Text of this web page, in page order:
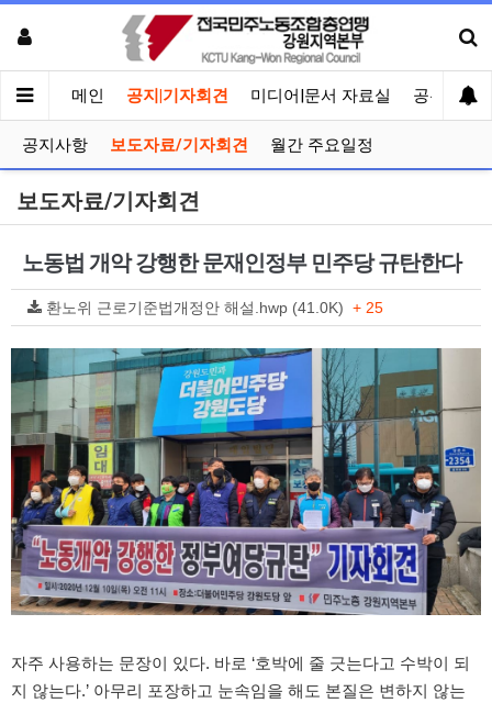
메인 공지|기자회견 미디어|문서 자료실 공유게시
공지사항 보도자료/기자회견 월간 주요일정
보도자료/기자회견
노동법 개악 강행한 문재인정부 민주당 규탄한다
환노위 근로기준법개정안 해설.hwp (41.0K) + 25
자주 사용하는 문장이 있다. 바로 ‘호박에 줄 긋는다고 수박이 되
지 않는다.’ 아무리 포장하고 눈속임을 해도 본질은 변하지 않는